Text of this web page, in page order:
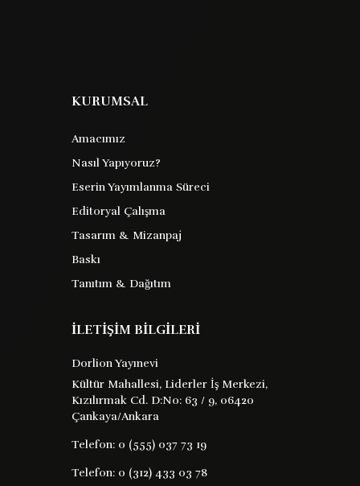
Türkiye De Askeri
Darbelerin Sovyet
Basınına Yansıması:
Pravda Ve İzvestiya
Gazeteleri
Nelly Sokolova
Barkod :
9786254192807
Yayın Evi : XX
elinizdeki kitap pravda ve İzvestiya
gazetelerinde yer alan 27 mayıs 1960
12 eylül 1980 askeri darbeleriyle 12
mart 1971 muhtırasına ilişkin haberlerin
54 TL Satın Al
KURUMSAL
Amacımız
Nasıl Yapıyoruz?
Eserin Yayımlanma Süreci
Editoryal Çalışma
Tasarım & Mizanpaj
Baskı
Tanıtım & Dağıtım
İLETİŞİM BİLGİLERİ
Dorlion Yayınevi
Kültür Mahallesi, Liderler İş Merkezi,
Kızılırmak Cd. D:No: 63 / 9, 06420
Çankaya/Ankara
Telefon: 0 (555) 037 73 19
Telefon: 0 (312) 433 03 78